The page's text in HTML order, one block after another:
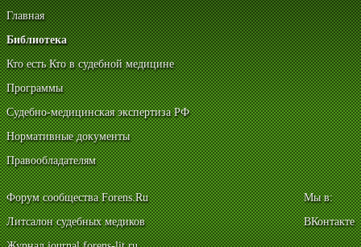
Главная
Библиотека
Кто есть Кто в судебной медицине
Программы
Судебно-медицинская экспертиза РФ
Нормативные документы
Правообладателям
Форум сообщества Forens.Ru
Литсалон судебных медиков
Мы в:
ВКонтакте